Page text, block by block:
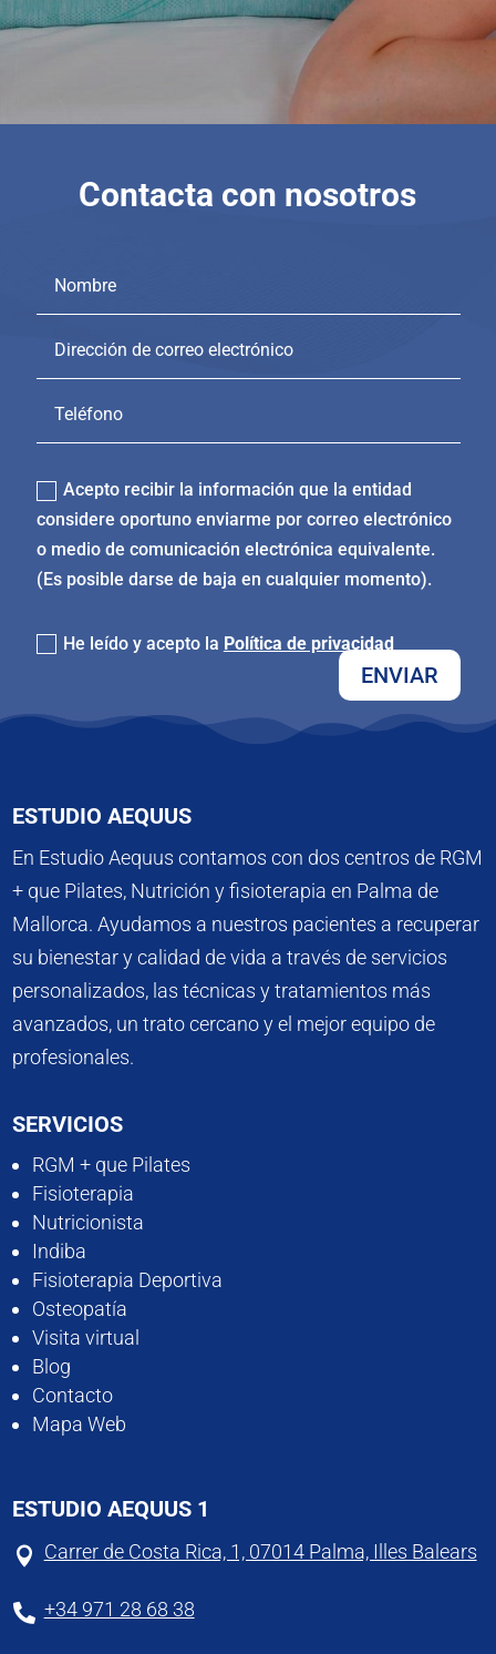
Contacta con nosotros
Acepto recibir la información que la entidad
considere oportuno enviarme por correo electrónico
o medio de comunicación electrónica equivalente.
(Es posible darse de baja en cualquier momento).
He leído y acepto la Política de privacidad
ENVIAR
ESTUDIO AEQUUS
En Estudio Aequus contamos con dos centros de RGM
+ que Pilates, Nutrición y fisioterapia en Palma de
Mallorca. Ayudamos a nuestros pacientes a recuperar
su bienestar y calidad de vida a través de servicios
personalizados, las técnicas y tratamientos más
avanzados, un trato cercano y el mejor equipo de
profesionales.
SERVICIOS
RGM + que Pilates
Fisioterapia
Nutricionista
Indiba
Fisioterapia Deportiva
Osteopatía
Visita virtual
Blog
Contacto
Mapa Web
ESTUDIO AEQUUS 1
 Carrer de Costa Rica, 1, 07014 Palma, Illes Balears
 +34 971 28 68 38